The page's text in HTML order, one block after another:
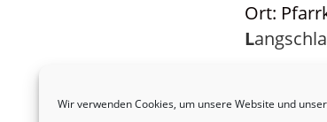
Wir verwenden Cookies, um unsere Website und
Ort:
Tag: